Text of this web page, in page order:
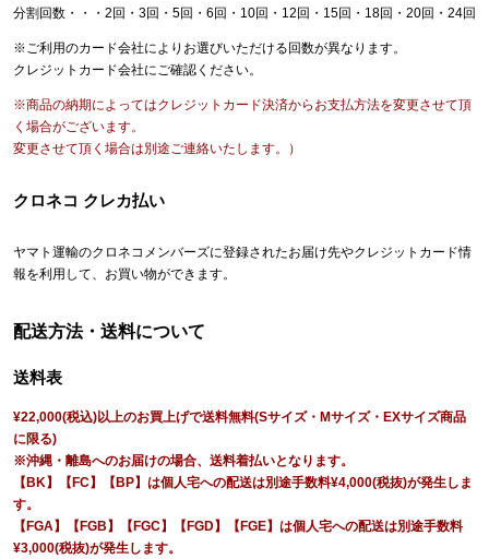
分割回数・・・2回・3回・5回・6回・10回・12回・15回・18回・20回・24回
※ご利用のカード会社によりお選びいただける回数が異なります。
クレジットカード会社にご確認ください。
※商品の納期によってはクレジットカード決済からお支払方法を変更させて頂
く場合がございます。
変更させて頂く場合は別途ご連絡いたします。）
クロネコ クレカ払い
ヤマト運輸のクロネコメンバーズに登録されたお届け先やクレジットカード情
報を利用して、お買い物ができます。
配送方法・送料について
送料表
¥22,000(税込)以上のお買上げで送料無料(Sサイズ・Mサイズ・EXサイズ商品
に限る)
※沖縄・離島へのお届けの場合、送料着払いとなります。
【BK】【FC】【BP】は個人宅への配送は別途手数料¥4,000(税抜)が発生しま
す。
【FGA】【FGB】【FGC】【FGD】【FGE】は個人宅への配送は別途手数料
¥3,000(税抜)が発生します。